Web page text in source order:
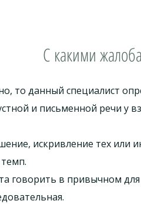
С какими
то данный специалист
и письменной речи у
искривление тех или
говорить в привычном